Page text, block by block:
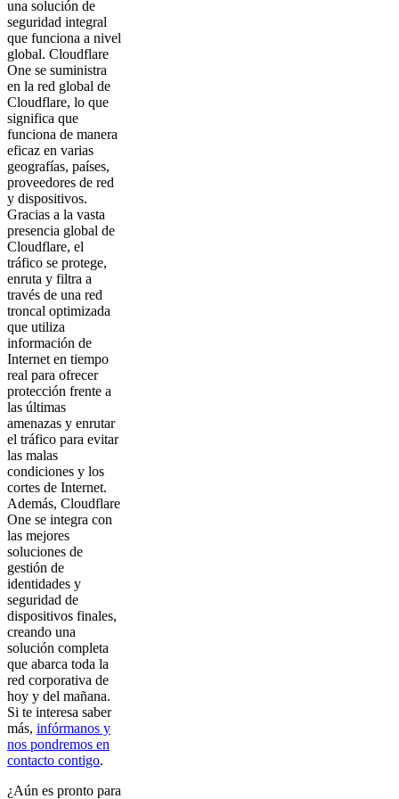
una solución de
seguridad integral
que funciona a nivel
global. Cloudflare
One se suministra
en la red global de
Cloudflare, lo que
significa que
funciona de manera
eficaz en varias
geografías, países,
proveedores de red
y dispositivos.
Gracias a la vasta
presencia global de
Cloudflare, el
tráfico se protege,
enruta y filtra a
través de una red
troncal optimizada
que utiliza
información de
Internet en tiempo
real para ofrecer
protección frente a
las últimas
amenazas y enrutar
el tráfico para evitar
las malas
condiciones y los
cortes de Internet.
Además, Cloudflare
One se integra con
las mejores
soluciones de
gestión de
identidades y
seguridad de
dispositivos finales,
creando una
solución completa
que abarca toda la
red corporativa de
hoy y del mañana.
Si te interesa saber
más, infórmanos y
nos pondremos en
contacto contigo.
¿Aún es pronto para